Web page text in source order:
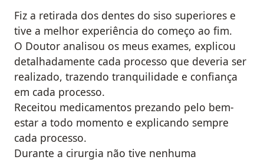
Fiz a retirada dos dentes do siso superiores e
tive a melhor experiência do começo ao fim.
O Doutor analisou os meus exames, explicou
detalhadamente cada processo que deveria ser
realizado, trazendo tranquilidade e confiança
em cada processo.
Receitou medicamentos prezando pelo bem-
estar a todo momento e explicando sempre
cada processo.
Durante a cirurgia não tive nenhuma